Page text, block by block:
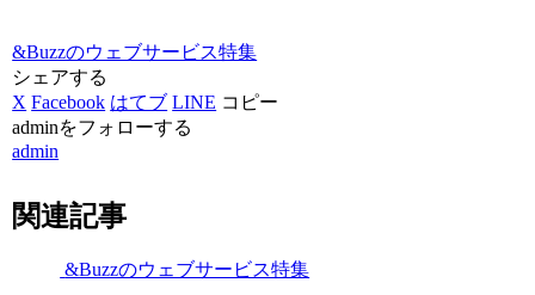
&Buzzのウェブサービス特集
シェアする
X Facebook はてブ LINE コピー
adminをフォローする
admin
関連記事
&Buzzのウェブサービス特集